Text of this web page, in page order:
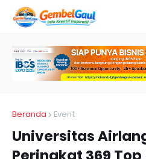
Beranda Event
Universitas